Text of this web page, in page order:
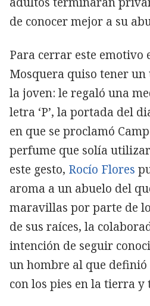
de conocer mejor a su
Para cerrar este emotivo
Mosquera quiso tener
la joven: le regaló una
letra ‘P’, la portada del
en que se proclamó
perfume que solía
este gesto, Rocío Flores
aroma a un abuelo del
maravillas por parte de
de sus raíces, la
intención de seguir
un hombre al que
con los pies en la tierra y